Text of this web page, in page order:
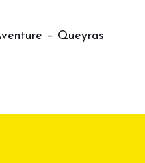
– Queyras